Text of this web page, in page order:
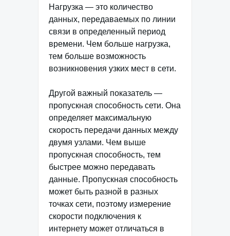
Нагрузка — это количество
данных, передаваемых по линии
связи в определенный период
времени. Чем больше нагрузка,
тем больше возможность
возникновения узких мест в сети.
Другой важный показатель —
пропускная способность сети. Она
определяет максимальную
скорость передачи данных между
двумя узлами. Чем выше
пропускная способность, тем
быстрее можно передавать
данные. Пропускная способность
может быть разной в разных
точках сети, поэтому измерение
скорости подключения к
интернету может отличаться в